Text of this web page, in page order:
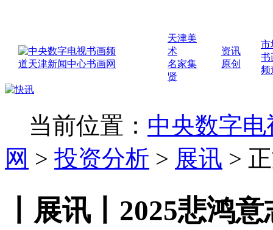
天津美
术
名家集
贤
资讯
原创
市
书
频
当前位置： 中央数字
网 > 投资分析 > 展讯 >
丨展讯丨2025悲鸿